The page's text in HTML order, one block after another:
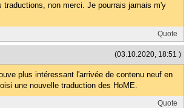
traductions, non merci. Je pourrais jamais m'y
Quote
(03.10.2020, 18:51 )
plus intéressant l'arrivée de contenu neuf en
une nouvelle traduction des HoME.
Quote